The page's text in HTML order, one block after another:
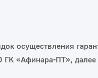
осуществления
«Афинара‑ПТ»,